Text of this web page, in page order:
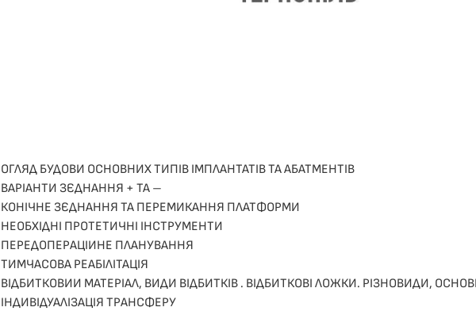
ОГЛЯД БУДОВИ ОСНОВНИХ ТИПІВ ІМПЛАНТАТІВ ТА АБАТМЕНТІВ
ВАРІАНТИ ЗЄДНАННЯ + ТА –
КОНІЧНЕ ЗЄДНАННЯ ТА ПЕРЕМИКАННЯ ПЛАТФОРМИ
НЕОБХІДНІ ПРОТЕТИЧНІ ІНСТРУМЕНТИ
ПЕРЕДОПЕРАЦІИНЕ ПЛАНУВАННЯ
ТИМЧАСОВА РЕАБІЛІТАЦІЯ
ВІДБИТКОВИИ МАТЕРІАЛ, ВИДИ ВІДБИТКІВ . ВІДБИТКОВІ ЛОЖКИ. РІЗНОВИДИ,
ІНДИВІДУАЛІЗАЦІЯ ТРАНСФЕРУ